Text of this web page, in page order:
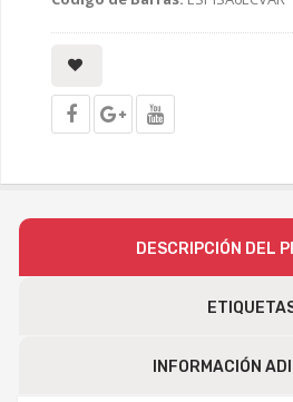
DESCRIPCIÓN DEL
INFORMACIÓN